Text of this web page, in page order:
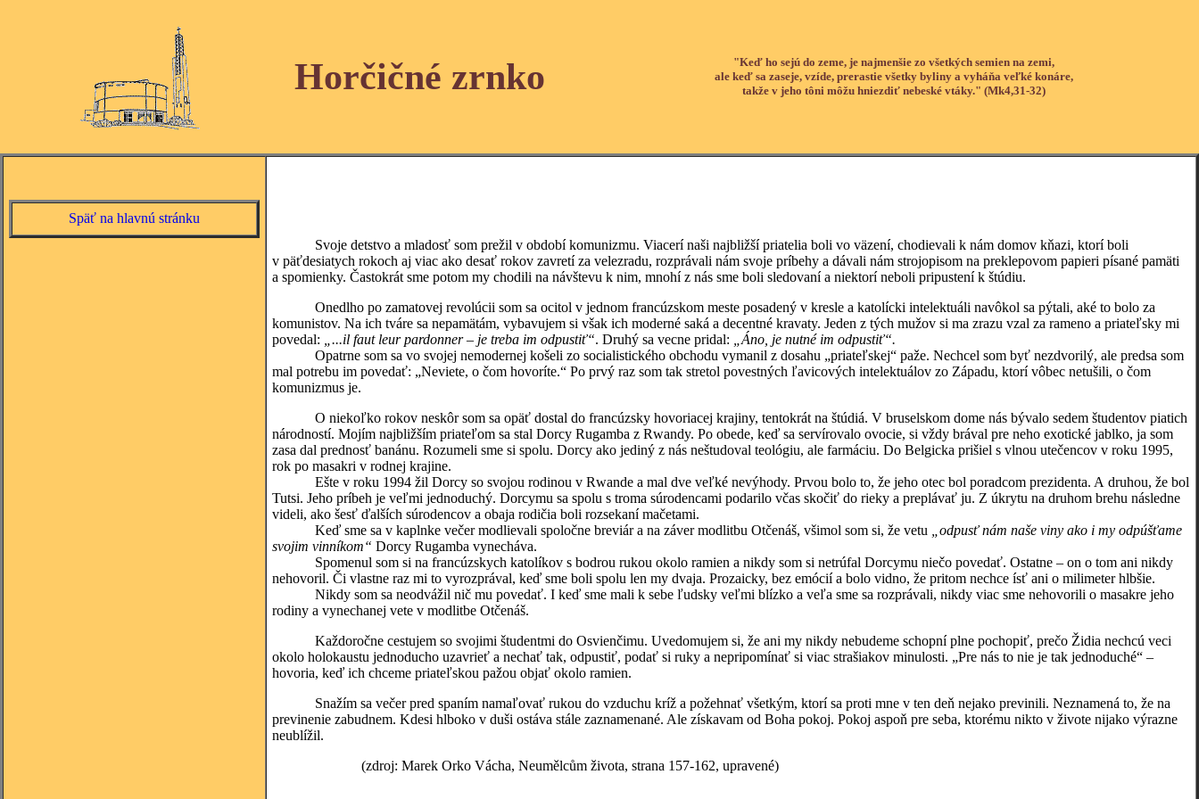
Horčičné zrnko
"Keď ho sejú do zeme, je najmenšie zo všetkých semien na zemi,
ale keď sa zaseje, vzíde, prerastie všetky byliny a vyháňa veľké konáre,
takže v jeho tôni môžu hniezdiť nebeské vtáky." (Mk4,31-32)
Späť na hlavnú stránku
Svoje detstvo a mladosť som prežil v období komunizmu. Viacerí naši najbližší priatelia boli vo väzení, chodievali k nám domov kňazi, ktorí boli
v päťdesiatych rokoch aj viac ako desať rokov zavretí za velezradu, rozprávali nám svoje príbehy a dávali nám strojopisom na preklepovom papieri písané pamäti
a spomienky. Častokrát sme potom my chodili na návštevu k nim, mnohí z nás sme boli sledovaní a niektorí neboli pripustení k štúdiu.
Onedlho po zamatovej revolúcii som sa ocitol v jednom francúzskom meste posadený v kresle a katolícki intelektuáli navôkol sa pýtali, aké to bolo za
komunistov. Na ich tváre sa nepamätám, vybavujem si však ich moderné saká a decentné kravaty. Jeden z tých mužov si ma zrazu vzal za rameno a priateľsky mi
povedal:
„...il faut leur pardonner – je treba im odpustiť“. Druhý sa vecne pridal:
„Áno, je nutné im odpustiť“.
Opatrne som sa vo svojej nemodernej košeli zo socialistického obchodu vymanil z dosahu „priateľskej“ paže. Nechcel som byť nezdvorilý, ale predsa som
mal potrebu im povedať: „Neviete, o čom hovoríte.“ Po prvý raz som tak stretol povestných ľavicových intelektuálov zo Západu, ktorí vôbec netušili, o čom
komunizmus je.
O niekoľko rokov neskôr som sa opäť dostal do francúzsky hovoriacej krajiny, tentokrát na štúdiá. V bruselskom dome nás bývalo sedem študentov piatich
národností. Mojím najbližším priateľom sa stal Dorcy Rugamba z Rwandy. Po obede, keď sa servírovalo ovocie, si vždy brával pre neho exotické jablko, ja som
zasa dal prednosť banánu. Rozumeli sme si spolu. Dorcy ako jediný z nás neštudoval teológiu, ale farmáciu. Do Belgicka prišiel s vlnou utečencov v roku 1995,
rok po masakri v rodnej krajine.
Ešte v roku 1994 žil Dorcy so svojou rodinou v Rwande a mal dve veľké nevýhody. Prvou bolo to, že jeho otec bol poradcom prezidenta. A druhou, že bol
Tutsi. Jeho príbeh je veľmi jednoduchý. Dorcymu sa spolu s troma súrodencami podarilo včas skočiť do rieky a preplávať ju. Z úkrytu na druhom brehu následne
videli, ako šesť ďalších súrodencov a obaja rodičia boli rozsekaní mačetami.
Keď sme sa v kaplnke večer modlievali spoločne breviár a na záver modlitbu Otčenáš, všimol som si, že vetu
„odpusť nám naše viny ako i my odpúšťame
svojim vinníkom“ Dorcy Rugamba vynecháva.
Spomenul som si na francúzskych katolíkov s bodrou rukou okolo ramien a nikdy som si netrúfal Dorcymu niečo povedať. Ostatne – on o tom ani nikdy
nehovoril. Či vlastne raz mi to vyrozprával, keď sme boli spolu len my dvaja. Prozaicky, bez emócií a bolo vidno, že pritom nechce ísť ani o milimeter hlbšie.
Nikdy som sa neodvážil nič mu povedať. I keď sme mali k sebe ľudsky veľmi blízko a veľa sme sa rozprávali, nikdy viac sme nehovorili o masakre jeho
rodiny a vynechanej vete v modlitbe Otčenáš.
Každoročne cestujem so svojimi študentmi do Osvienčimu. Uvedomujem si, že ani my nikdy nebudeme schopní plne pochopiť, prečo Židia nechcú veci
okolo holokaustu jednoducho uzavrieť a nechať tak, odpustiť, podať si ruky a nepripomínať si viac strašiakov minulosti. „Pre nás to nie je tak jednoduché“ –
hovoria, keď ich chceme priateľskou pažou objať okolo ramien.
Snažím sa večer pred spaním namaľovať rukou do vzduchu kríž a požehnať všetkým, ktorí sa proti mne v ten deň nejako previnili. Neznamená to, že na
previnenie zabudnem. Kdesi hlboko v duši ostáva stále zaznamenané. Ale získavam od Boha pokoj. Pokoj aspoň pre seba, ktorému nikto v živote nijako výrazne
neublížil.
(zdroj: Marek Orko Vácha, Neumělcům života, strana 157-162, upravené)